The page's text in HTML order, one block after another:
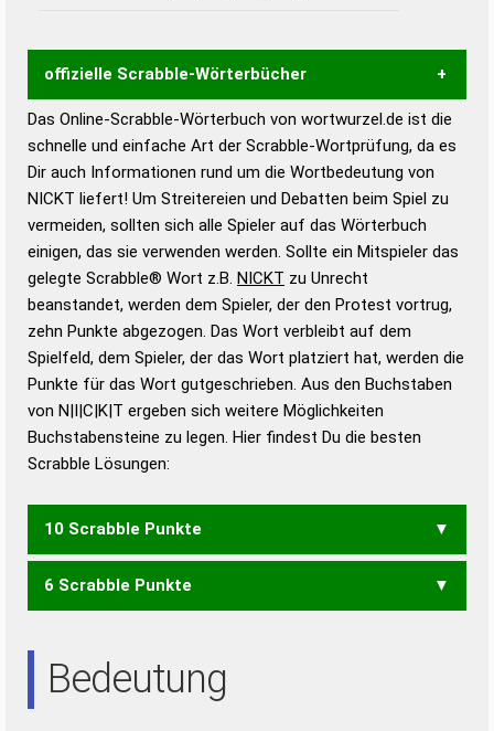
offizielle Scrabble-Wörterbücher
Wortwurzel liefert mit Hilfe eines semantischen
Wortanalyse-Algorithmus gute Anhaltspunkte zu
Wortbedeutung, Worttrennung und Wortform, um die
Gültigkeit eines Wortes für das Scrabble-Spiel zu
bestimmen!
zugelassene Turnier Scrabble-
Wörterbücher sind:
Duden – Standardwerk in 12 Bänden
Duden – Richtiges und gutes
Deutsch
Duden – Die deutsche Grammatik
Duden – Deutsches
Das Online-Scrabble-Wörterbuch von wortwurzel.de ist die
schnelle und einfache Art der Scrabble-Wortprüfung, da es
Dir auch Informationen rund um die Wortbedeutung von
NICKT liefert! Um Streitereien und Debatten beim Spiel zu
vermeiden, sollten sich alle Spieler auf das Wörterbuch
einigen, das sie verwenden werden. Sollte ein Mitspieler das
gelegte Scrabble® Wort z.B. NICKT zu Unrecht
beanstandet, werden dem Spieler, der den Protest vortrug,
zehn Punkte abgezogen. Das Wort verbleibt auf dem
Spielfeld, dem Spieler, der das Wort platziert hat, werden die
Punkte für das Wort gutgeschrieben. Aus den Buchstaben
von N|I|C|K|T ergeben sich weitere Möglichkeiten
Buchstabensteine zu legen. Hier findest Du die besten
Scrabble Lösungen:
10 Scrabble Punkte
TICK
6 Scrabble Punkte
Bedeutung